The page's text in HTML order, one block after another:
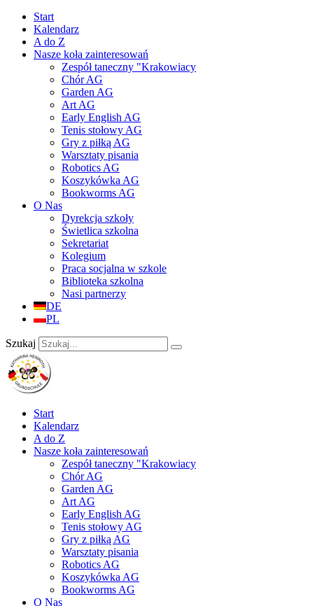
Start
Kalendarz
A do Z
Nasze koła zainteresowań
Zespół taneczny "Krakowiacy
Chór AG
Garden AG
Art AG
Early English AG
Tenis stołowy AG
Gry z piłką AG
Warsztaty pisania
Robotics AG
Koszykówka AG
Bookworms AG
O Nas
Dyrekcja szkoły
Świetlica szkolna
Sekretariat
Kolegium
Praca socjalna w szkole
Biblioteka szkolna
Nasi partnerzy
DE
PL
Szukaj
Start
Kalendarz
A do Z
Nasze koła zainteresowań
Zespół taneczny "Krakowiacy
Chór AG
Garden AG
Art AG
Early English AG
Tenis stołowy AG
Gry z piłką AG
Warsztaty pisania
Robotics AG
Koszykówka AG
Bookworms AG
O Nas